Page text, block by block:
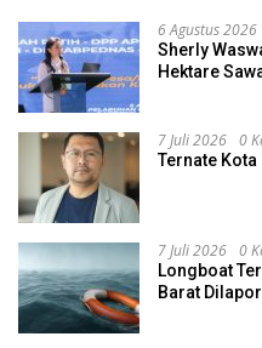
6 Agustus 2026
Sherly
Hektare
7 Juli 2026 0
Ternate Kota
7 Juli 2026 0
Longboat
Barat